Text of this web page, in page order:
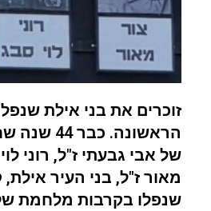
זוכרים את בני אילת
הראשונה.
של אבי גבעתי ז"ל, רוני
מאור ז"ל, בני העיר אילת,
שנפלו בקרבות מלחמת